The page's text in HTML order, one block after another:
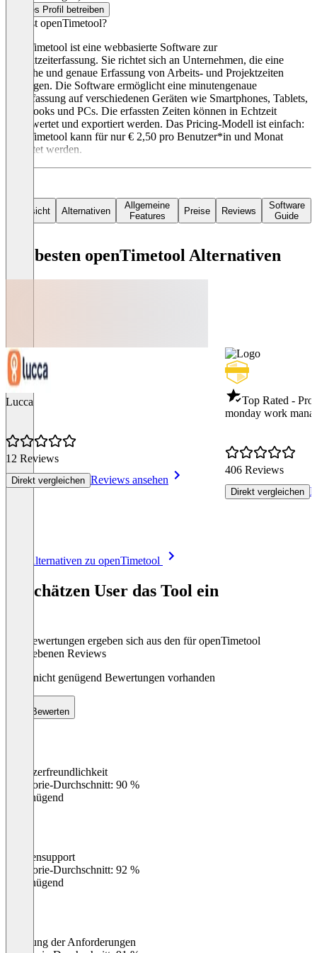
Dieses Profil betreiben
Was ist openTimetool?
openTimetool ist eine webbasierte Software zur
Projektzeiterfassung. Sie richtet sich an Unternehmen, die eine
einfache und genaue Erfassung von Arbeits- und Projektzeiten
benötigen. Die Software ermöglicht eine minutengenaue
Zeiterfassung auf verschiedenen Geräten wie Smartphones, Tablets,
Notebooks und PCs. Die erfassten Zeiten können in Echtzeit
ausgewertet und exportiert werden. Das Pricing-Modell ist einfach:
openTimetool kann für nur € 2,50 pro Benutzer*in und Monat
gemietet werden.
Übersicht Alternativen
Allgemeine
Features
Preise Reviews
Software
Guide
Die besten openTimetool Alternativen
Lucca
12 Reviews
Direkt vergleichen Reviews ansehen
Top Rated -
monday work
406 Reviews
Direkt vergleichen
Alle Alternativen zu openTimetool
So schätzen User das Tool ein
Die Bewertungen ergeben sich aus den für openTimetool
abgegebenen Reviews
Noch nicht genügend Bewertungen vorhanden
Bewerten
Benutzerfreundlichkeit
Kategorie-Durchschnitt: 90 %
Ungenügend
Kundensupport
Kategorie-Durchschnitt: 92 %
Ungenügend
Erfüllung der Anforderungen